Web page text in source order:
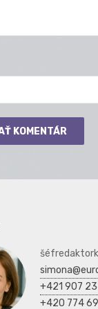
+421 907
+420 774